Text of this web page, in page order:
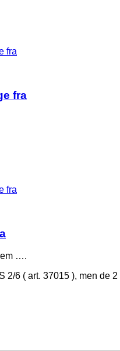
fra
fra
fra
….
2/6 ( art. 37015 ), men de